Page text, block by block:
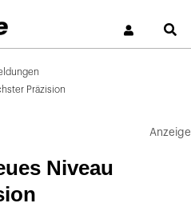
Präzision
Niveau